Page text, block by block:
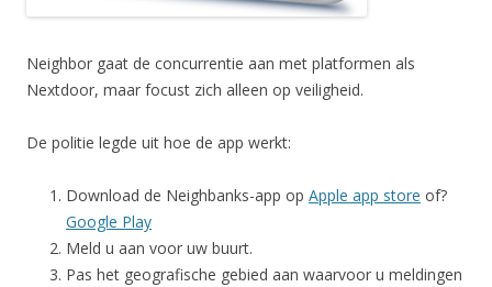
Neighbor gaat de concurrentie aan met platformen als
Nextdoor, maar focust zich alleen op veiligheid.
De politie legde uit hoe de app werkt:
Download de Neighbanks-app op Apple app store of?
Google Play
Meld u aan voor uw buurt.
Pas het geografische gebied aan waarvoor u meldingen